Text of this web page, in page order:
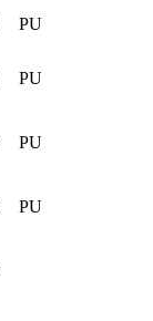
PU
PU
PU
PU